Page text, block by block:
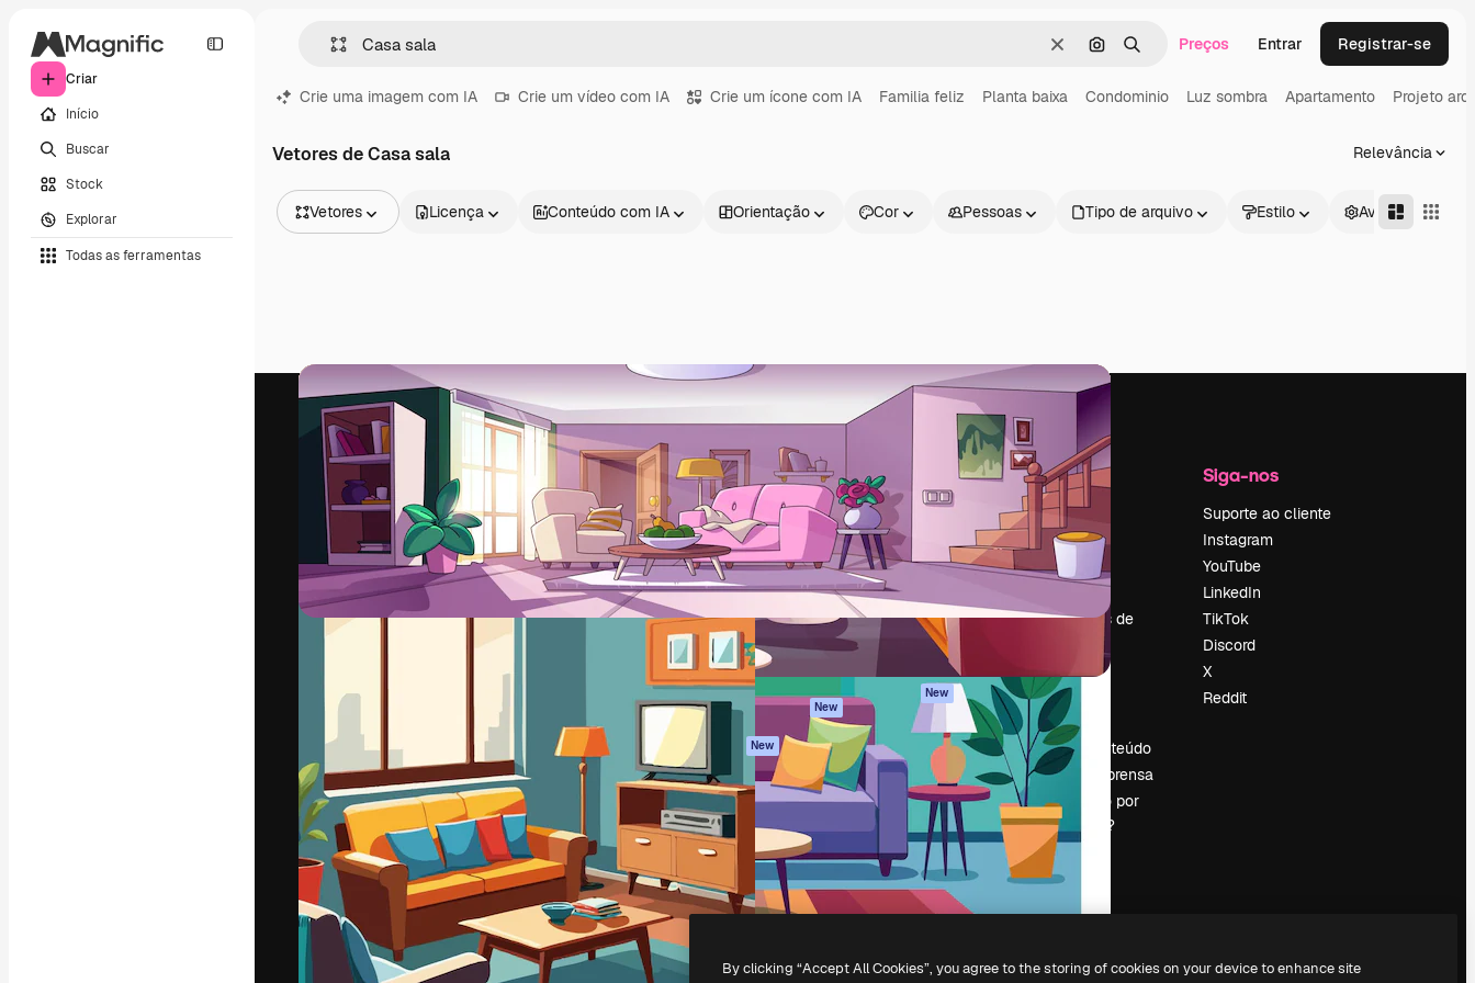
Criar
Início
Buscar
Stock
Explorar
Todas as ferramentas
LimparPesquisar por imagem
BuscarPreços Entrar Registrar-se
Crie uma imagem com IA Crie um vídeo com IA Crie um ícone com IA Familia feliz Planta baixa Condominio Luz sombra Apartamento Projeto
Vetores de Casa sala Relevância
Vetores
Vídeos
Clipes de vídeo
Animações
Modelos de vídeos
Ícones
Modelos 3D
Fontes
Licença Conteúdo com IA Orientação Cor Pessoas Tipo de arquivo Estilo Avançado
A plataforma criativa para você direcionar
seu melhor trabalho. Mais de 1 milhão de
assinantes entre criativos, empresas,
agências e estúdios.
Português
Produtos
Spaces
Assistente de IA
Gerador de
imagens
Gerador de vídeos
Texto para voz
Conteúdo de stock
MCP para
Claude/ChatGPT
New
Agentes New
API
App móvel
Todas as
ferramentas
Começar
Academy
Documentação
Atendimento
Termos e
condições
Política de
privacidade
Originais
New
Política de cookies
Central de
confiabilidade
Afiliados
Empresas
Empresa
Preços
Sobre nós
Reviews
Tendências de
Eventos
Slidesgo
Vender conteúdo
Sala de imprensa
Procurando por
magnific.ai?
Siga-nos
Suporte ao cliente
Instagram
YouTube
LinkedIn
TikTok
Discord
X
Reddit
Copyright © 2010-2026 Freepik Company S.L.U.Todos os direitos reservados.
By clicking “Accept All Cookies”, you agree to the storing of cookies on your device to enhance site